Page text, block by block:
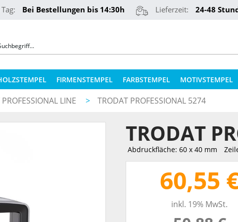
Bei Bestellungen bis 14:30h Lieferzeit: 24-48
FIRMENSTEMPEL FARBSTEMPEL MOTIVSTEMPEL
COLOP STEMPELKISSEN
ERSATZPLATTEN NACH TYPEN
ERSATZPLATTEN NACH GRÖSSE
STEMPELKISSEN FÜR HOLZSTEMPEL
LINE > TRODAT PROFESSIONAL 5274
TRODAT
Abdruckfläche: 60 x 40 mm
60,55
inkl. 19% MwSt.